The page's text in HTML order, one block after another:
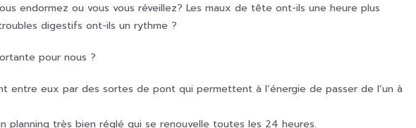
endormez ou vous vous réveillez? Les maux de tête ont-ils une heure plus
digestifs ont-ils un rythme ?
pour nous ?
entre eux par des sortes de pont qui permettent à l’énergie de passer de l’un à
planning très bien réglé qui se renouvelle toutes les 24 heures.